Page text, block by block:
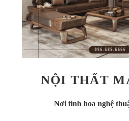
NỘI THẤT
Nơi tinh hoa nghệ